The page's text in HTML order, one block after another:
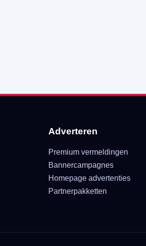
Adverteren
Premium vermeldingen
Bannercampagnes
Homepage advertenties
Partnerpakketten